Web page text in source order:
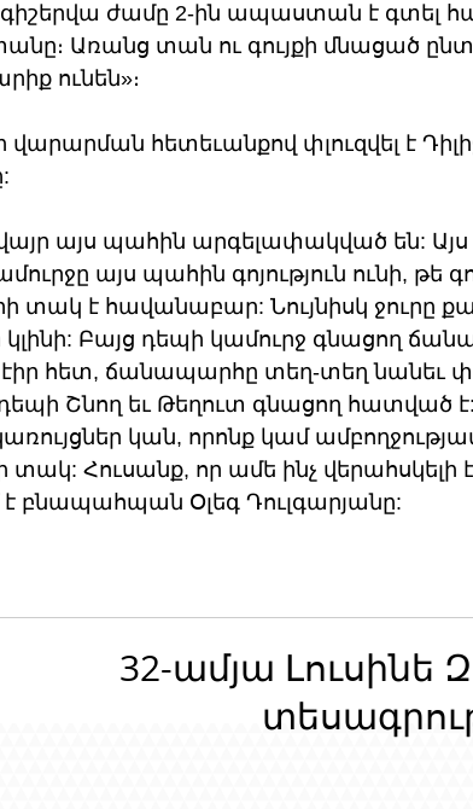
գիշերվա ժամը 2-ին ապաստան է գտել
Առանց տան ու գույքի մնացած
ունեն»։
հետեւանքով փլուզվել է
այս պահին արգելափակված են: Այս
այս պահին գոյություն ունի, թե
տակ է հավանաբար: Նույնիսկ ջուրը
Բայց դեպի կամուրջ գնացող
հետ, ճանապարհը տեղ-տեղ նանեւ
դեպի Շնող եւ Թեղուտ գնացող հատված
կան, որոնք կամ
տակ: Հուսանք, որ ամե ինչ վերահսկելի
բնապահպան Օլեգ Դուլգարյանը:
32-ամյա